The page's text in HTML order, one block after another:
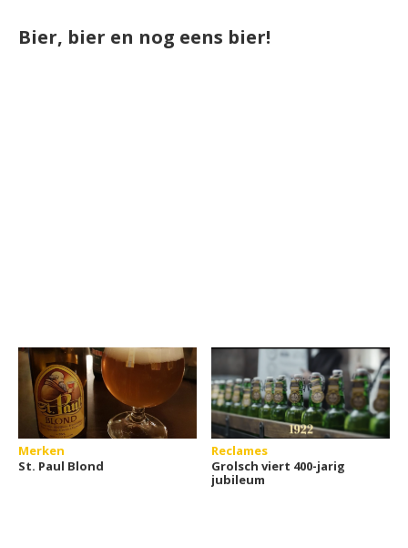
Bier, bier en nog eens bier!
Merken
St. Paul Blond
Reclames
Grolsch viert 400-jarig
jubileum